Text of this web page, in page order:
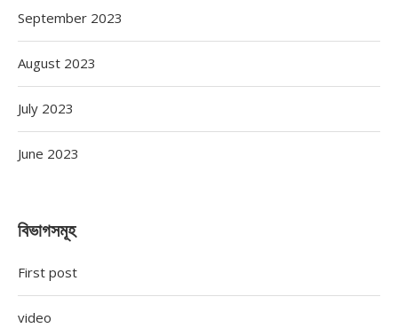
September 2023
August 2023
July 2023
June 2023
বিভাগসমূহ
First post
video